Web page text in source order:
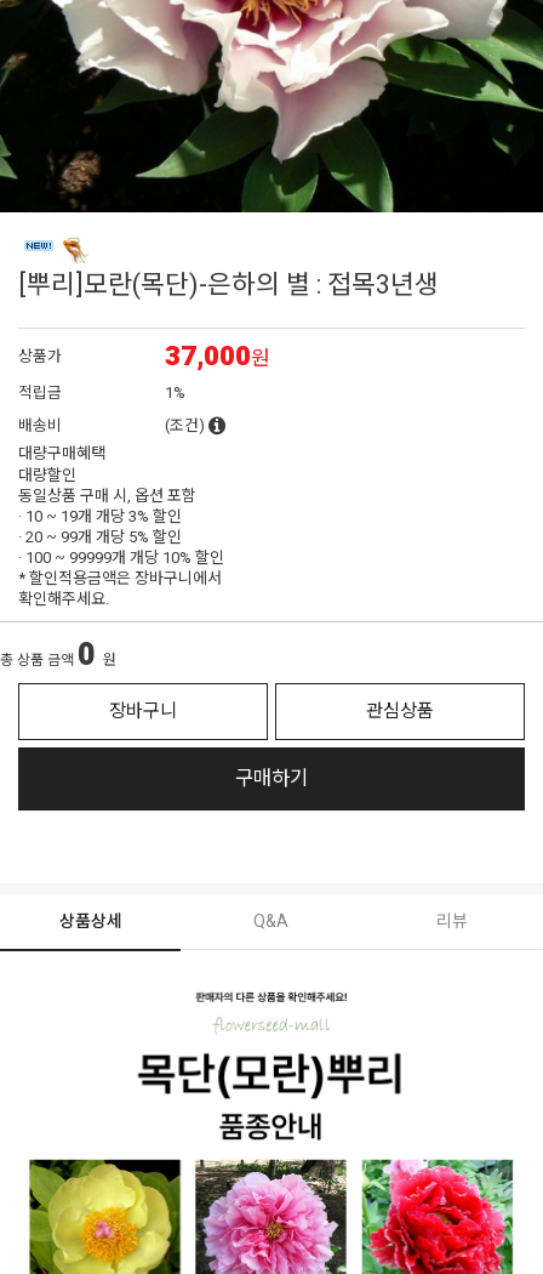
9
10 플록스
[뿌리]모란(목단)-은하의 별 : 접목3년생
상품가 37,000원
적립금
1%
배송비
(조건)
대량구매혜택
대량할인
동일상품 구매 시, 옵션 포함
· 10 ~ 19개 개당3% 할인
· 20 ~ 99개 개당 5% 할인
· 100 ~ 99999개 개당 10% 할인
* 할인적용금액은 장바구니에서
확인해주세요.
총 상품 금액 0 원
장바구니 관심상품
구매하기
상품상세 Q&A 리뷰